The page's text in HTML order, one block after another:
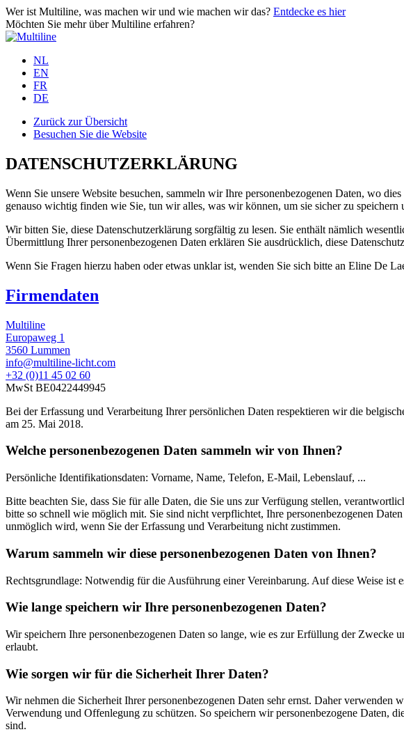
Wer ist Multiline, was machen wir und wie machen wir das? Entdecke es hier
Möchten Sie mehr über Multiline erfahren?
NL
EN
FR
DE
Zurück zur Übersicht
Besuchen Sie die Website
DATENSCHUTZERKLÄRUNG
Wenn Sie unsere Website besuchen, sammeln wir Ihre personenbezogenen Daten, wo
genauso wichtig finden wie Sie, tun wir alles, was wir können, um sie sicher zu
Wir bitten Sie, diese Datenschutzerklärung sorgfältig zu lesen. Sie enthält nämlich
Übermittlung Ihrer personenbezogenen Daten erklären Sie ausdrücklich, diese
Wenn Sie Fragen hierzu haben oder etwas unklar ist, wenden Sie sich bitte an Eline De
Firmendaten
Multiline
Europaweg 1
3560 Lummen
info@multiline-licht.com
+32 (0)11 45 02 60
MwSt BE0422449945
Bei der Erfassung und Verarbeitung Ihrer persönlichen Daten respektieren wir die
am 25. Mai 2018.
Welche personenbezogenen Daten sammeln wir von Ihnen?
Persönliche Identifikationsdaten: Vorname, Name, Telefon, E-Mail, Lebenslauf, ...
Bitte beachten Sie, dass Sie für alle Daten, die Sie uns zur Verfügung stellen,
bitte so schnell wie möglich mit. Sie sind nicht verpflichtet, Ihre personenbezogenen
unmöglich wird, wenn Sie der Erfassung und Verarbeitung nicht zustimmen.
Warum sammeln wir diese personenbezogenen Daten von Ihnen?
Rechtsgrundlage: Notwendig für die Ausführung einer Vereinbarung. Auf diese Weise ist
Wie lange speichern wir Ihre personenbezogenen Daten?
Wir speichern Ihre personenbezogenen Daten so lange, wie es zur Erfüllung der Zwecke
erlaubt.
Wie sorgen wir für die Sicherheit Ihrer Daten?
Wir nehmen die Sicherheit Ihrer personenbezogenen Daten sehr ernst. Daher
Verwendung und Offenlegung zu schützen. So speichern wir personenbezogene Daten,
sind.